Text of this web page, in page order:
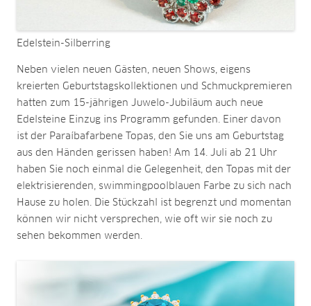
Edelstein-Silberring
Neben vielen neuen Gästen, neuen Shows, eigens
kreierten Geburtstagskollektionen und Schmuckpremieren
hatten zum 15-jährigen Juwelo-Jubiläum auch neue
Edelsteine Einzug ins Programm gefunden. Einer davon
ist der Paraíbafarbene Topas, den Sie uns am Geburtstag
aus den Händen gerissen haben! Am 14. Juli ab 21 Uhr
haben Sie noch einmal die Gelegenheit, den Topas mit der
elektrisierenden, swimmingpoolblauen Farbe zu sich nach
Hause zu holen. Die Stückzahl ist begrenzt und momentan
können wir nicht versprechen, wie oft wir sie noch zu
sehen bekommen werden.